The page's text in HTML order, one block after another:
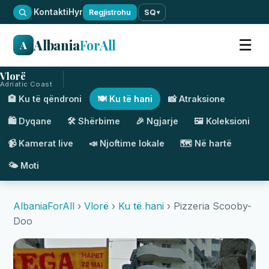
·KontaktiHyr Regjistrohu SQ▾
A AlbaniaForAll ☰
Vlorë
Adriatic Coast
🏨 Ku të qëndroni 🍽️ Ku të hani 📸 Atraksione
🛍️ Dyqane 🛠️ Shërbime 🎉 Ngjarje 🖼️ Koleksioni
📹 Kamerat live 📣 Njoftime lokale 🗺️ Në hartë
🌤️ Moti
AlbaniaForAll › Vlorë › Ku të hani › Pizzeria Scooby-
Doo